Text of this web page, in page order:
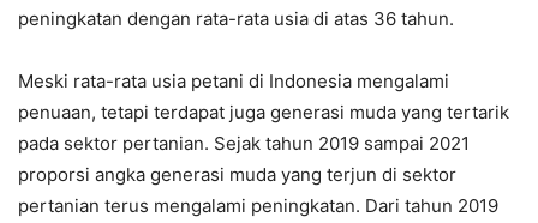
peningkatan dengan rata-rata usia di atas 36 tahun.
Meski rata-rata usia petani di Indonesia mengalami
penuaan, tetapi terdapat juga generasi muda yang tertarik
pada sektor pertanian. Sejak tahun 2019 sampai 2021
proporsi angka generasi muda yang terjun di sektor
pertanian terus mengalami peningkatan. Dari tahun 2019